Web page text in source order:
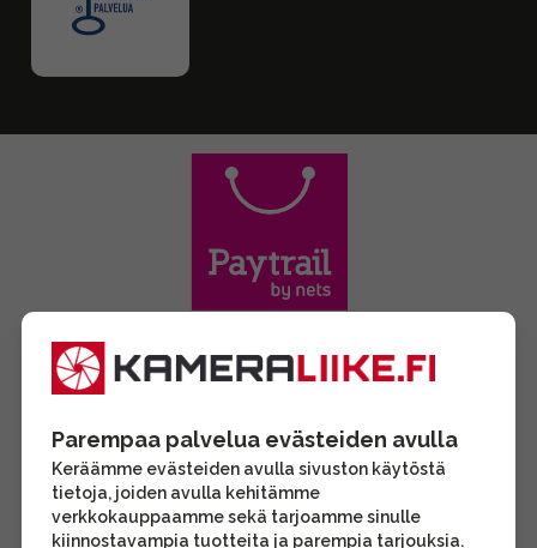
Parempaa palvelua evästeiden avulla
Keräämme evästeiden avulla sivuston käytöstä
tietoja, joiden avulla kehitämme
verkkokauppaamme sekä tarjoamme sinulle
kiinnostavampia tuotteita ja parempia tarjouksia.